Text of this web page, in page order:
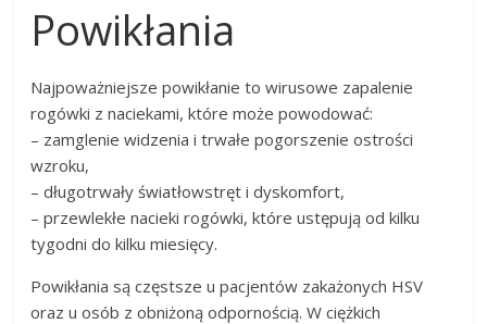
Powikłania
Najpoważniejsze powikłanie to wirusowe zapalenie
rogówki z naciekami, które może powodować:
– zamglenie widzenia i trwałe pogorszenie ostrości
wzroku,
– długotrwały światłowstręt i dyskomfort,
– przewlekłe nacieki rogówki, które ustępują od kilku
tygodni do kilku miesięcy.
Powikłania są częstsze u pacjentów zakażonych HSV
oraz u osób z obniżoną odpornością. W ciężkich